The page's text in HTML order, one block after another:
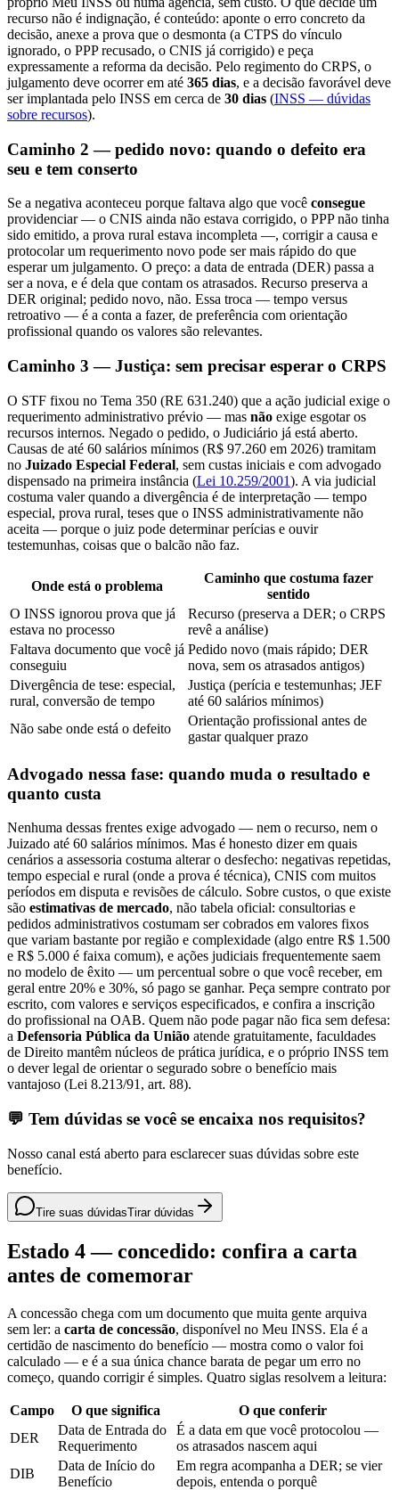
recurso não é indignação, é conteúdo: aponte o erro concreto da
decisão, anexe a prova que o desmonta (a CTPS do vínculo
ignorado, o PPP recusado, o CNIS já corrigido) e peça
expressamente a reforma da decisão. Pelo regimento do CRPS, o
julgamento deve ocorrer em até 365 dias, e a decisão favorável deve
ser implantada pelo INSS em cerca de 30 dias (INSS — dúvidas
sobre recursos).
Caminho 2 — pedido novo: quando o defeito era
seu e tem conserto
Se a negativa aconteceu porque faltava algo que você consegue
providenciar — o CNIS ainda não estava corrigido, o PPP não tinha
sido emitido, a prova rural estava incompleta —, corrigir a causa e
protocolar um requerimento novo pode ser mais rápido do que
esperar um julgamento. O preço: a data de entrada (DER) passa a
ser a nova, e é dela que contam os atrasados. Recurso preserva a
DER original; pedido novo, não. Essa troca — tempo versus
retroativo — é a conta a fazer, de preferência com orientação
profissional quando os valores são relevantes.
Caminho 3 — Justiça: sem precisar esperar o CRPS
O STF fixou no Tema 350 (RE 631.240) que a ação judicial exige o
requerimento administrativo prévio — mas não exige esgotar os
recursos internos. Negado o pedido, o Judiciário já está aberto.
Causas de até 60 salários mínimos (R$ 97.260 em 2026) tramitam
no Juizado Especial Federal, sem custas iniciais e com advogado
dispensado na primeira instância (Lei 10.259/2001). A via judicial
costuma valer quando a divergência é de interpretação — tempo
especial, prova rural, teses que o INSS administrativamente não
aceita — porque o juiz pode determinar perícias e ouvir
testemunhas, coisas que o balcão não faz.
Onde está o problema
Caminho que costuma fazer
sentido
O INSS ignorou prova que já
estava no processo
Recurso (preserva a DER; o CRPS
revê a análise)
Faltava documento que você já
conseguiu
Pedido novo (mais rápido; DER
nova, sem os atrasados antigos)
Divergência de tese: especial,
rural, conversão de tempo
Justiça (perícia e testemunhas; JEF
até 60 salários mínimos)
Não sabe onde está o defeito
Orientação profissional antes de
gastar qualquer prazo
Advogado nessa fase: quando muda o resultado e
quanto custa
Nenhuma dessas frentes exige advogado — nem o recurso, nem o
Juizado até 60 salários mínimos. Mas é honesto dizer em quais
cenários a assessoria costuma alterar o desfecho: negativas repetidas,
tempo especial e rural (onde a prova é técnica), CNIS com muitos
períodos em disputa e revisões de cálculo. Sobre custos, o que existe
são estimativas de mercado, não tabela oficial: consultorias e
pedidos administrativos costumam ser cobrados em valores fixos
que variam bastante por região e complexidade (algo entre R$ 1.500
e R$ 5.000 é faixa comum), e ações judiciais frequentemente saem
no modelo de êxito — um percentual sobre o que você receber, em
geral entre 20% e 30%, só pago se ganhar. Peça sempre contrato por
escrito, com valores e serviços especificados, e confira a inscrição
do profissional na OAB. Quem não pode pagar não fica sem defesa:
a Defensoria Pública da União atende gratuitamente, faculdades
de Direito mantêm núcleos de prática jurídica, e o próprio INSS tem
o dever legal de orientar o segurado sobre o benefício mais
vantajoso (Lei 8.213/91, art. 88).
💬 Tem dúvidas se você se encaixa nos requisitos?
Nosso canal está aberto para esclarecer suas dúvidas sobre este
benefício.
Tire suas dúvidasTirar dúvidas
Estado 4 — concedido: confira a carta
antes de comemorar
A concessão chega com um documento que muita gente arquiva
sem ler: a carta de concessão, disponível no Meu INSS. Ela é a
certidão de nascimento do benefício — mostra como o valor foi
calculado — e é a sua única chance barata de pegar um erro no
começo, quando corrigir é simples. Quatro siglas resolvem a leitura:
Campo O que significa
O que conferir
DER
Data de Entrada do
Requerimento
É a data em que você protocolou —
os atrasados nascem aqui
DIB
Data de Início do
Benefício
Em regra acompanha a DER; se vier
depois, entenda o porquê